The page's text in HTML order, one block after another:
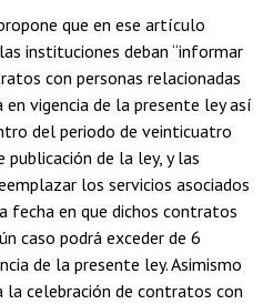
que en ese artículo
instituciones deban “informar
con personas relacionadas
vigencia de la presente ley así
del periodo de veinticuatro
de la ley, y las
los servicios asociados
fecha en que dichos contratos
caso podrá exceder de 6
de la presente ley. Asimismo
celebración de contratos con